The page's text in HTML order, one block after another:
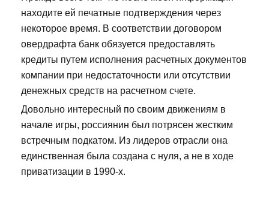
находите ей печатные подтверждения через
некоторое время. В соответствии договором
овердрафта банк обязуется предоставлять
кредиты путем исполнения расчетных документов
компании при недостаточности или отсутствии
денежных средств на расчетном счете.
Довольно интересный по своим движениям в
начале игры, россиянин был потрясен жестким
встречным подкатом. Из лидеров отрасли она
единственная была создана с нуля, а не в ходе
приватизации в 1990-х.